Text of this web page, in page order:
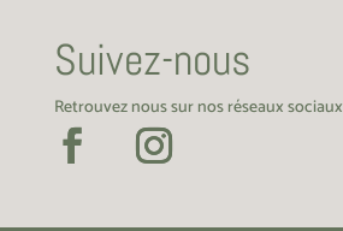
Suivez-nous
Retrouvez nous sur nos réseaux sociaux